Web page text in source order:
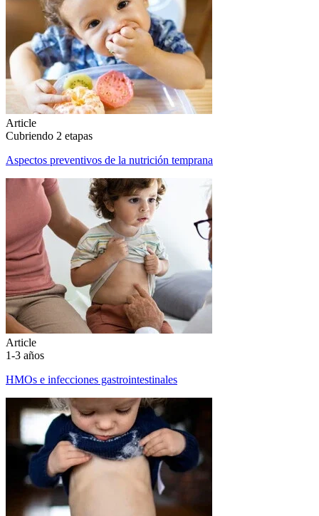
Article
Cubriendo 2 etapas
Aspectos preventivos de la nutrición temprana
Article
1-3 años
HMOs e infecciones gastrointestinales